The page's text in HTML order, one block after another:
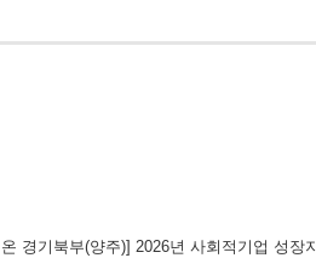
경기북부(양주)] 2026년 사회적기업 성